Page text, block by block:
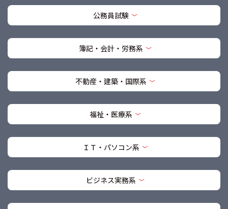
公務員試験
簿記・会計・労務系
不動産・建築・国際系
福祉・医療系
ＩＴ・パソコン系
ビジネス実務系